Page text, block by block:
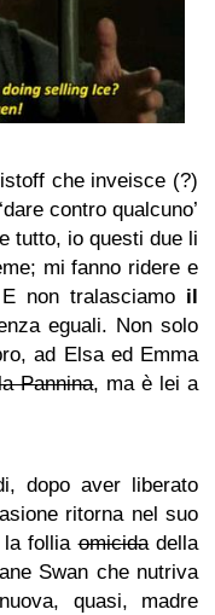
che inveisce (?)
contro qualcuno’
tutto, io questi due li
mi fanno ridere e
non tralasciamo il
eguali. Non solo
ad Elsa ed Emma
Pannina, ma è lei a
dopo aver liberato
ritorna nel suo
la folliaomicidadella
Swan che nutriva
quasi, madre